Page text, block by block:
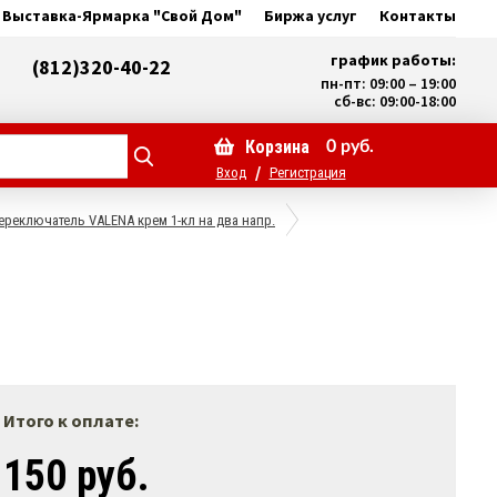
Выставка-Ярмарка "Свой Дом" Биржа услуг Контакты
(812)320-40-22
график работы:
пн-пт: 09:00 – 19:00
сб-вс: 09:00-18:00
Корзина 0руб.
Вход / Регистрация
VALENA крем 1-кл на два напр.
Итого к оплате:
150 руб.